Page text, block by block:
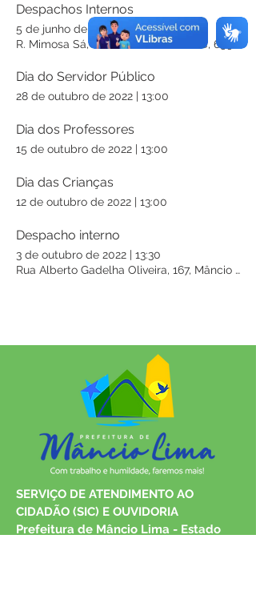
Despachos Internos
5 de junho de 2023|15:00
R. Mimosa Sá, 021, Mâncio Lima - AC, 69990-
Dia do Servidor Público
28 de outubro de 2022 | 13:00
Dia dos Professores
15 de outubro de 2022 | 13:00
Dia das Crianças
12 de outubro de 2022 | 13:00
Despacho interno
3 de outubro de 2022 | 13:30
Rua Alberto Gadelha Oliveira, 167, Mâncio
SERVIÇO DE ATENDIMENTO AO
CIDADÃO (SIC) E OUVIDORIA
Prefeitura de Mâncio Lima - Estado